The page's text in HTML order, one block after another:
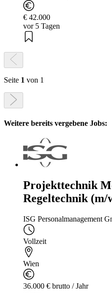
€ 42.000
vor 5 Tagen
Seite 1 von 1
Weitere bereits vergebene Jobs:
Projekttechnik
Regeltechnik (m/
ISG Personalmanagement
Vollzeit
Wien
36.000 € brutto / Jahr